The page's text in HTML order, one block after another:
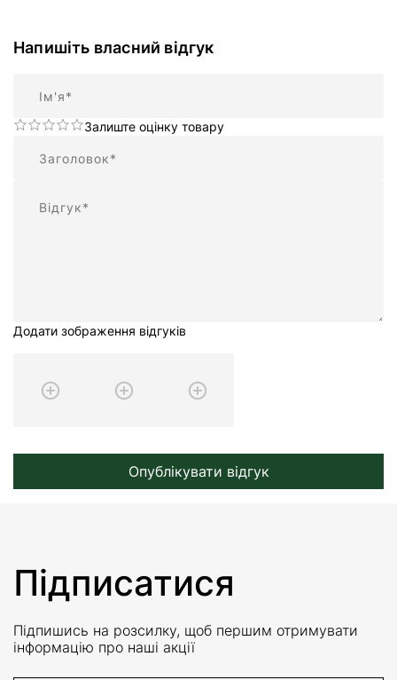
Напишіть власний відгук
Залиште оцінку товару
Додати зображення відгуків
Опублікувати відгук
Підписатися
Підпишись на розсилку, щоб першим отримувати
інформацію про наші акції